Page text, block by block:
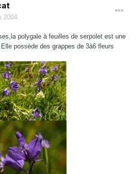
2004
polygale à feuilles de serpolet est une
possède des grappes de 3à6 fleurs